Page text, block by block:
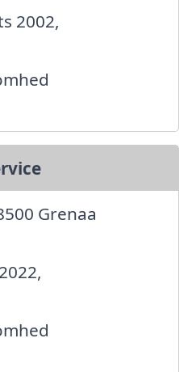
2002,
Grenaa